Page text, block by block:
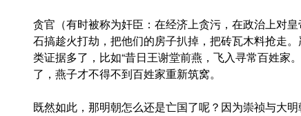
贪官（有时被称为奸臣：在经济上贪污，在政治上对
石搞趁火打劫，把他们的房子扒掉，把砖瓦木料抢走
类证据多了，比如“昔日王谢堂前燕，飞入寻常百姓家
了，燕子才不得不到百姓家重新筑窝。
既然如此，那明朝怎么还是亡国了呢？因为崇祯与大